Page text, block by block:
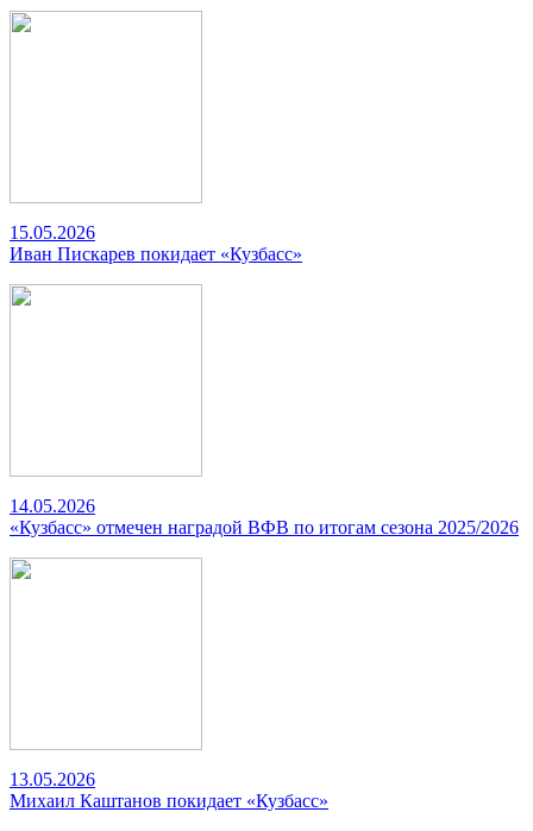
15.05.2026
Иван Пискарев покидает «Кузбасс»
14.05.2026
«Кузбасс» отмечен наградой ВФВ по итогам сезона 2025/2026
13.05.2026
Михаил Каштанов покидает «Кузбасс»